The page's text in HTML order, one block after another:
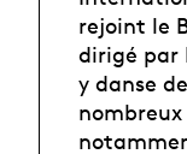
rejoint le
dirigé par
y danse